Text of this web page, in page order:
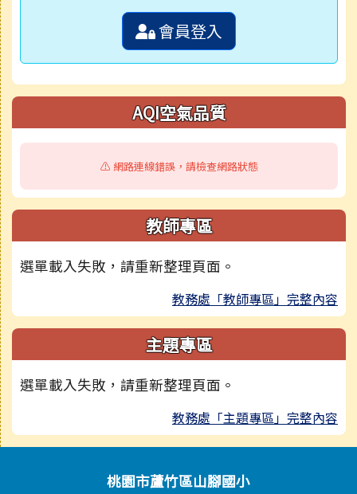
會員登入
AQI空氣品質
⚠️ 網路連線錯誤，請檢查網路狀態
教師專區
選單載入失敗，請重新整理頁面。
教務處「教師專區」完整內容
主題專區
選單載入失敗，請重新整理頁面。
教務處「主題專區」完整內容
頁尾區域內容桃園市蘆竹區山腳國小